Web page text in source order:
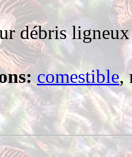
débris ligneux
comestible,